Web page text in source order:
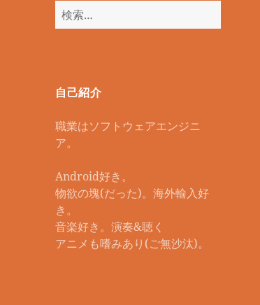
検
索:
自己紹介
職業はソフトウェアエンジニ
ア。
Android好き。
物欲の塊(だった)。海外輸入好
き。
音楽好き。演奏&聴く
アニメも嗜みあり(ご無沙汰)。